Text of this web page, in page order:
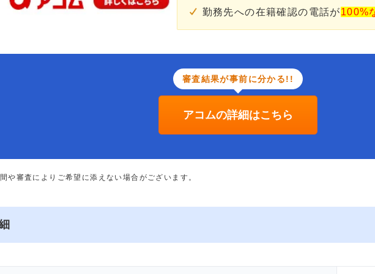
勤務先への在籍確認の電話が100%
審査結果が事前に分かる!!
アコムの詳細はこちら
や審査によりご希望に添えない場合がございます。